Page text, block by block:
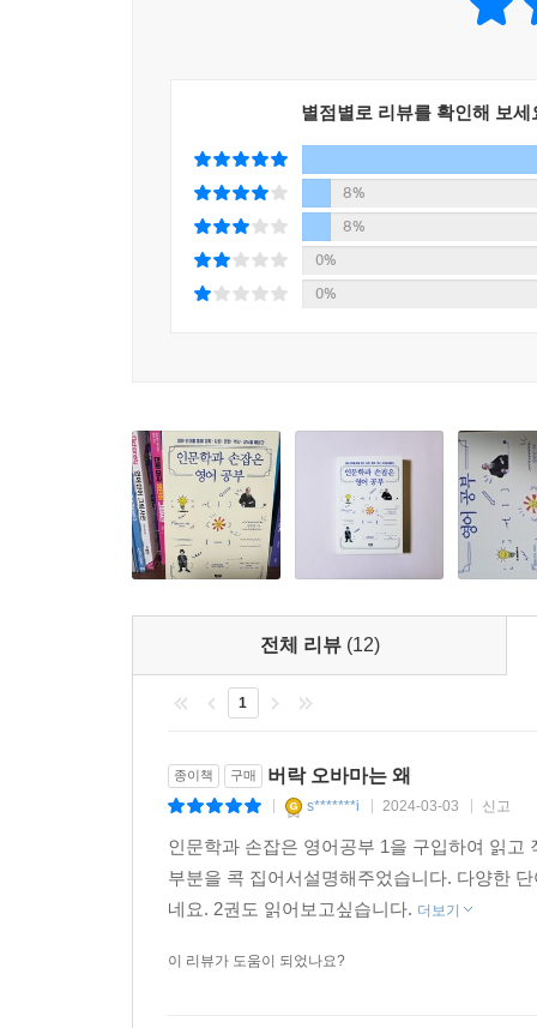
이오니아어에 기원을 둔 그리스어인 historie(역
디오니시우스는 “역사는 사례를 통해 배우는 철
모은 것에 지나지 않는다”고 말했다. 한편 독일
존재했던 모든 사회의 역사는 계급투쟁의 역사다”
카를 마르크스는 이런 말도 남겼다. “인간은 자
아니라 과거로부터 직접 발견되고 주어지며 이
별점별로 리뷰를 확인해 보세
8%
8%
0%
0%
전체 리뷰 (12)
1
종이책 구매 버락 오바마는 왜
s*******i 2024-03-03 신고
인문학과 손잡은 영어공부 1을 구입하여 읽
부분을 콕 집어서설명해주었습니다. 다양한
네요. 2권도 읽어보고싶습니다. 더보기
이 리뷰가 도움이 되었나요?